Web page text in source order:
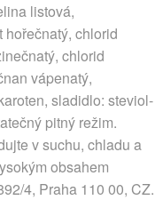
listová,
hořečnatý, chlorid
chlorid
vápenatý,
sladidlo: steviol-
pitný režim.
v suchu, chladu a
obsahem
4, Praha 110 00, CZ.